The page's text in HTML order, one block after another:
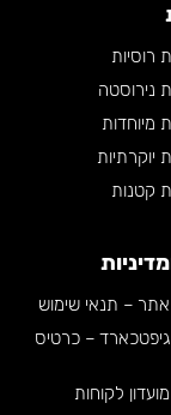
רוסיות
נירוסטה
מיוחדות
יוקרתיות
קטנות
אתר – תנאי שימוש
גיפטכארד – כרטיס
לקוחות